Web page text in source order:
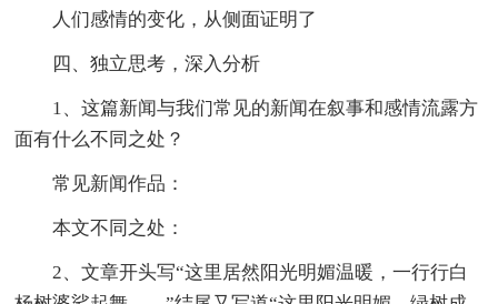
人们感情的变化，从侧面证明了
四、独立思考，深入分析
1、这篇新闻与我们常见的新闻在叙事和感情流露方
面有什么不同之处？
常见新闻作品：
本文不同之处：
2、文章开头写“这里居然阳光明媚温暖，一行行白